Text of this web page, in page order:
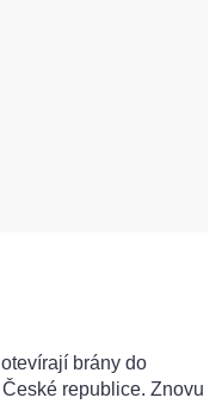
brány do
republice. Znovu